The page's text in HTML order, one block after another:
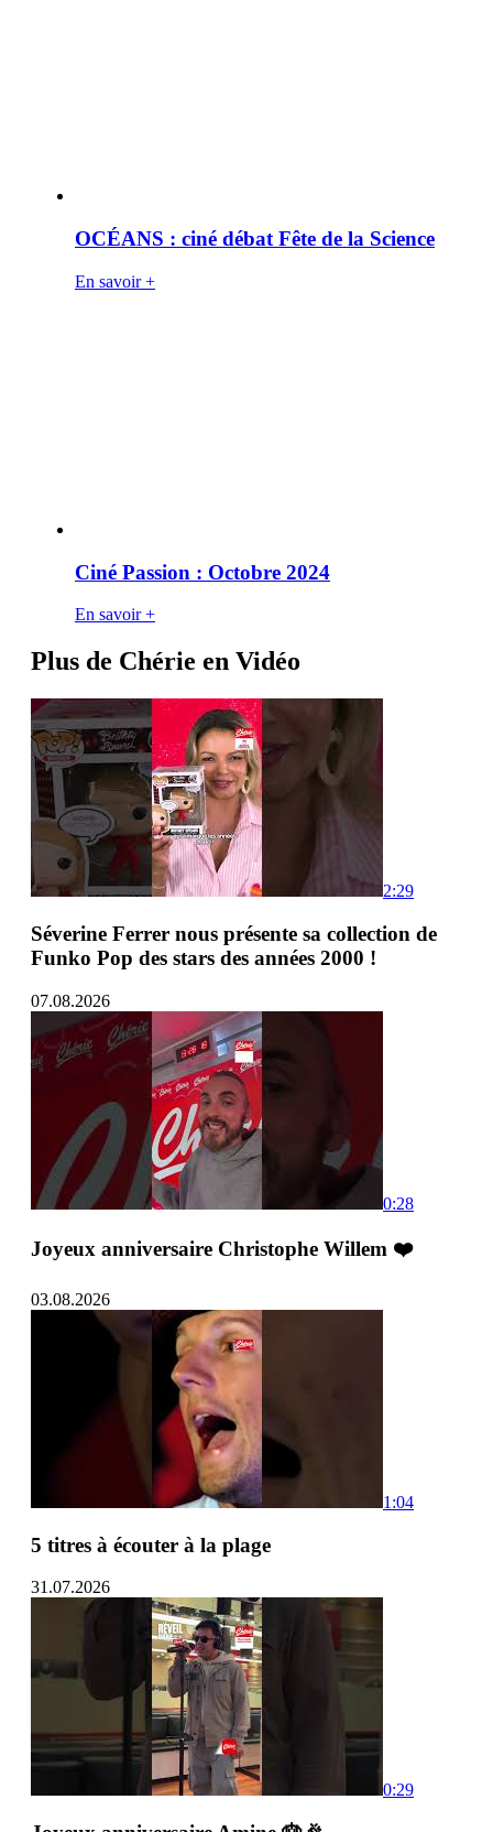
OCÉANS : ciné débat Fête de la Science
En savoir +
Ciné Passion : Octobre 2024
En savoir +
Plus de Chérie en Vidéo
2:29
Séverine Ferrer nous présente sa collection de
Funko Pop des stars des années 2000 !
07.08.2026
0:28
Joyeux anniversaire Christophe Willem ❤️
03.08.2026
1:04
5 titres à écouter à la plage
31.07.2026
0:29